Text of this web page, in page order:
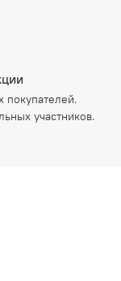
покупателей.
участников.